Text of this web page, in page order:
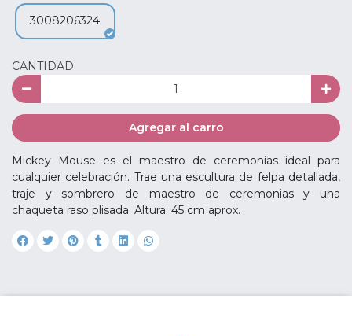
3008206324
CANTIDAD
Agregar al carro
Mickey Mouse es el maestro de ceremonias ideal para
cualquier celebración. Trae una escultura de felpa detallada,
traje y sombrero de maestro de ceremonias y una
chaqueta raso plisada. Altura: 45 cm aprox.